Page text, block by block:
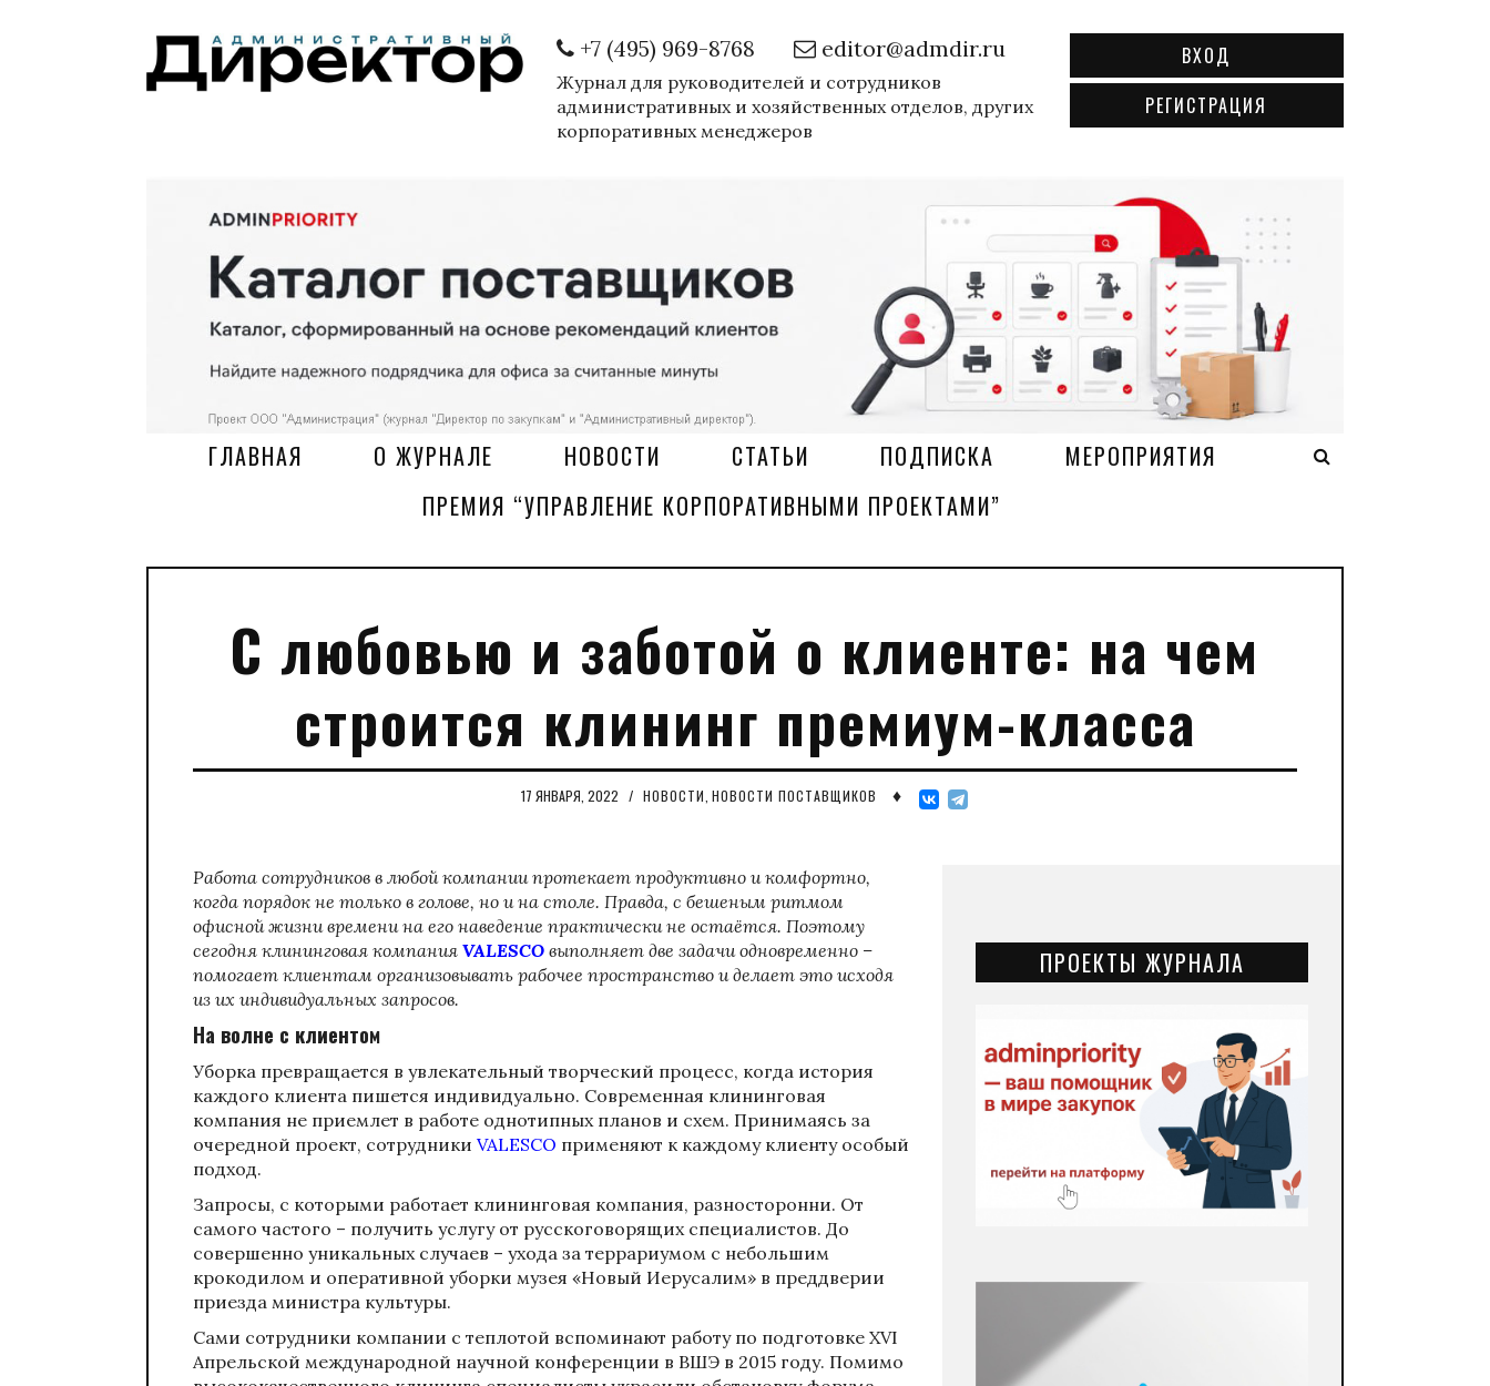
+7 (495) 969-8768 editor@admdir.ru
Журнал для руководителей и сотрудников
административных и хозяйственных отделов, других
корпоративных менеджеров
ВХОД
РЕГИСТРАЦИЯ
ГЛАВНАЯ О ЖУРНАЛЕ НОВОСТИ СТАТЬИ ПОДПИСКА
МЕРОПРИЯТИЯ
ПРЕМИЯ “УПРАВЛЕНИЕ КОРПОРАТИВНЫМИ ПРОЕКТАМИ”
С любовью и заботой о клиенте: на чем
строится клининг премиум-класса
17 ЯНВАРЯ, 2022 / НОВОСТИ НОВОСТИ ПОСТАВЩИКОВ ♦
Работа сотрудников в любой компании протекает продуктивно и комфортно,
когда порядок не только в голове, но и на столе. Правда, с бешеным ритмом
офисной жизни времени на его наведение практически не остаётся. Поэтому
сегодня клининговая компания VALESCO выполняет две задачи одновременно –
помогает клиентам организовывать рабочее пространство и делает это исходя
из их индивидуальных запросов.
На волне с клиентом
Уборка превращается в увлекательный творческий процесс, когда история
каждого клиента пишется индивидуально. Современная клининговая
компания не приемлет в работе однотипных планов и схем. Принимаясь за
очередной проект, сотрудники VALESCO применяют к каждому клиенту особый
подход.
Запросы, с которыми работает клининговая компания, разносторонни. От
самого частого – получить услугу от русскоговорящих специалистов. До
совершенно уникальных случаев – ухода за террариумом с небольшим
крокодилом и оперативной уборки музея «Новый Иерусалим» в преддверии
приезда министра культуры.
Сами сотрудники компании с теплотой вспоминают работу по подготовке XVI
Апрельской международной научной конференции в ВШЭ в 2015 году. Помимо
ПРОЕКТЫ ЖУРНАЛА